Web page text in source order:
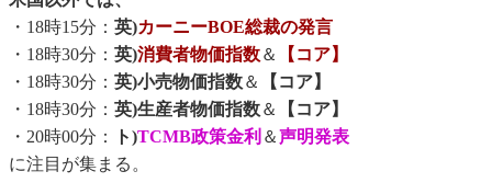
・18時15分： 英)カーニーBOE総裁の発言
・18時30分： 英)消費者物価指数＆
【コア】
・18時30分： 英)小売物価指数＆
【コア】
・18時30分： 英)生産者物価指数＆
【コア】
・20時00分：
ト)TCMB政策金利 ＆声明発表
に注目が集まる。